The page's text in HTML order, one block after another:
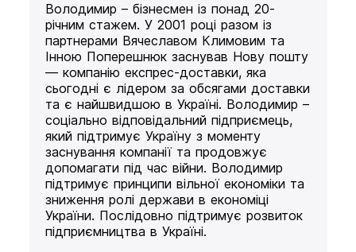
Володимир – бізнесмен із понад 20-
річним стажем. У 2001 році разом із
партнерами Вячеславом Климовим та
Інною Поперешнюк заснував Нову пошту
— компанію експрес-доставки, яка
сьогодні є лідером за обсягами доставки
та є найшвидшою в Україні. Володимир –
соціально відповідальний підприємець,
який підтримує Україну з моменту
заснування компанії та продовжує
допомагати під час війни. Володимир
підтримує принципи вільної економіки та
зниження ролі держави в економіці
України. Послідовно підтримує розвиток
підприємництва в Україні.